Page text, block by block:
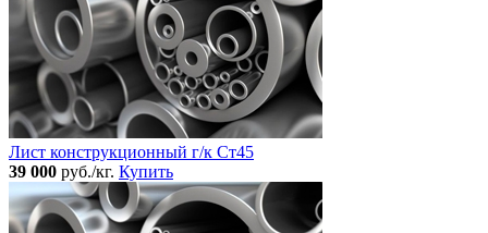
Лист конструкционный г/к Ст45
39 000 руб./кг. Купить